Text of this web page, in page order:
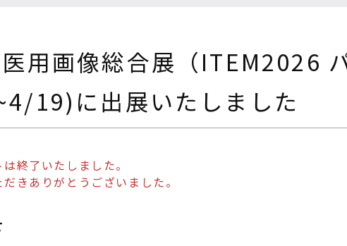
医用画像総合展（ITEM2026
19)に出展いたしました
終了いたしました。
きありがとうございました。